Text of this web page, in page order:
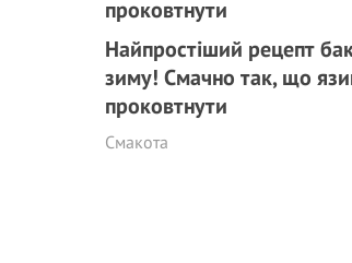
Найпростіший рецепт
зиму! Смачно так, що
проковтнути
Смакота